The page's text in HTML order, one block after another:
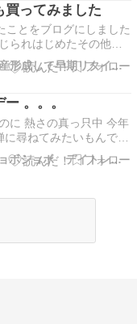
買ってみました
ことをブログにしました
られはじめたその他金
今回はそのことについ
後半はAI半導体関連だ
ることを期待していま
て早期リタイアを目指すブログ
。。。
に 熱さの真っ只中 今年
尋ねてみたいもんです
にちは m(_ _)m これ
てます ってのも そもそ
あり …
ショボ デイトレード日記